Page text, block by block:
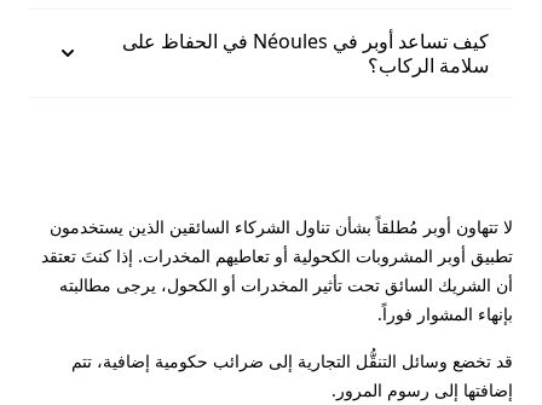
كيف تساعد أوبر في Néoules في الحفاظ على
سلامة الركاب؟
لا تتهاون أوبر مُطلقاً بشأن تناول الشركاء السائقين الذين يستخدمون
تطبيق أوبر المشروبات الكحولية أو تعاطيهم المخدرات. إذا كنتَ تعتقد
أن الشريك السائق تحت تأثير المخدرات أو الكحول، يرجى مطالبته
بإنهاء المشوار فوراً.
قد تخضع وسائل التنقُّل التجارية إلى ضرائب حكومية إضافية، تتم
إضافتها إلى رسوم المرور.